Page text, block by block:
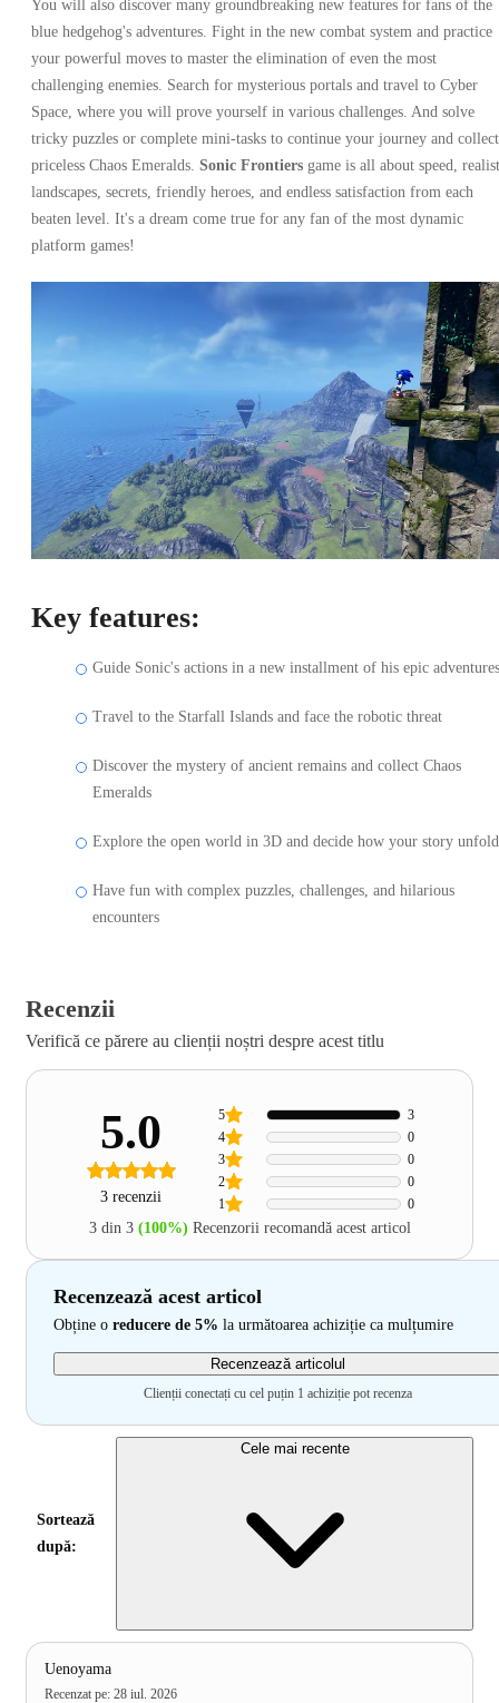
You will also discover many groundbreaking new features for fans of the
blue hedgehog's adventures. Fight in the new combat system and practice
your powerful moves to master the elimination of even the most
challenging enemies. Search for mysterious portals and travel to Cyber ​​
Space, where you will prove yourself in various challenges. And solve
tricky puzzles or complete mini-tasks to continue your journey and collect
priceless Chaos Emeralds. Sonic Frontiers game is all about speed,
landscapes, secrets, friendly heroes, and endless satisfaction from each
beaten level. It's a dream come true for any fan of the most dynamic
platform games!
Key features:
Guide Sonic's actions in a new installment of his epic adventures
Travel to the Starfall Islands and face the robotic threat
Discover the mystery of ancient remains and collect Chaos
Emeralds
Explore the open world in 3D and decide how your story
Have fun with complex puzzles, challenges, and hilarious
encounters
Recenzii
Verifică ce părere au clienții noștri despre acest titlu
5.0
3 recenzii 1 0
2 0
3 0
4 0
5 3
3 din 3 (100%) Recenzorii recomandă acest articol
Recenzează acest articol
Obține o reducere de 5% la următoarea achiziție ca mulțumire
Recenzează articolul
Clienții conectați cu cel puțin 1 achiziție pot recenza
Sortează
după:
Cele mai recente
Uenoyama
Recenzat pe: 28 iul. 2026